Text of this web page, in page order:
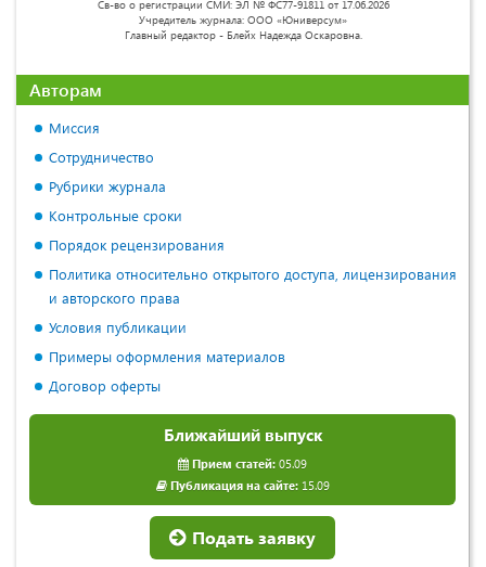
Св-во о регистрации СМИ: ЭЛ № ФС77-91811 от 17.06.2026
Учредитель журнала: ООО «Юниверсум»
Главный редактор - Блейх Надежда Оскаровна.
Авторам
Миссия
Сотрудничество
Рубрики журнала
Контрольные сроки
Порядок рецензирования
Политика относительно открытого доступа, лицензирования
и авторского права
Условия публикации
Примеры оформления материалов
Договор оферты
Ближайший выпуск
Прием статей: 05.09
Публикация на сайте:15.09
Подать заявку